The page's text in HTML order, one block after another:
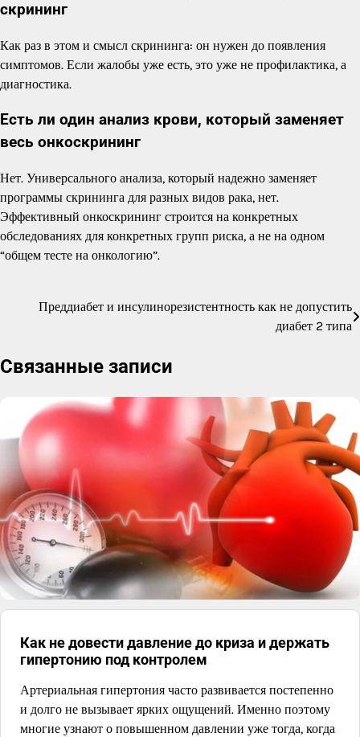
скрининг
Как раз в этом и смысл скрининга: он нужен до появления
симптомов. Если жалобы уже есть, это уже не профилактика, а
диагностика.
Есть ли один анализ крови, который заменяет
весь онкоскрининг
Нет. Универсального анализа, который надежно заменяет
программы скрининга для разных видов рака, нет.
Эффективный онкоскрининг строится на конкретных
обследованиях для конкретных групп риска, а не на одном
“общем тесте на онкологию”.
Навигация
записям
Преддиабет и инсулинорезистентность как не допустить
диабет 2 типа
Связанные записи
Как не довести давление до криза и держать
гипертонию под контролем
Артериальная гипертония часто развивается постепенно
и долго не вызывает ярких ощущений. Именно поэтому
многие узнают о повышенном давлении уже тогда, когда